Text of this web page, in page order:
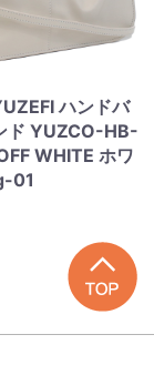
ハンドバ
ド YUZCO-HB-
WHITE ホワ
01